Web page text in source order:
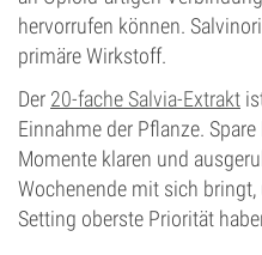
hervorrufen können.
primäre Wirkstoff.
Der 20-fache Salvia-Extrakt
Einnahme der Pflanze.
Momente klaren und
Wochenende mit sich bringt,
Setting oberste Priorität